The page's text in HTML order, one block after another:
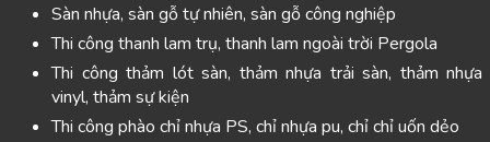
Sàn nhựa, sàn gỗ tự nhiên, sàn gỗ công nghiệp
Thi công thanh lam trụ, thanh lam ngoài trời Pergola
Thi công thảm lót sàn, thảm nhựa trải sàn, thảm nhựa
vinyl, thảm sự kiện
Thi công phào chỉ nhựa PS, chỉ nhựa pu, chỉ chỉ uốn dẻo